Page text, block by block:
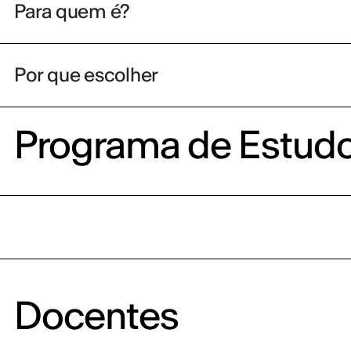
Para quem é?
Por que escolher
Programa de
Docentes